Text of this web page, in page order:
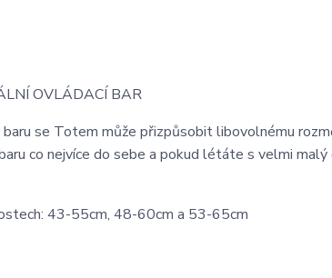
OVLÁDACÍ BAR
baru se Totem může přizpůsobit libovolnému
co nejvíce do sebe a pokud létáte s velmi
43-55cm, 48-60cm a 53-65cm